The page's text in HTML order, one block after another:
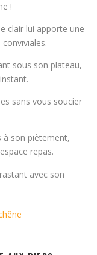
!
clair lui apporte une
sous son plateau,
sans vous soucier
à son piètement,
repas.
avec son